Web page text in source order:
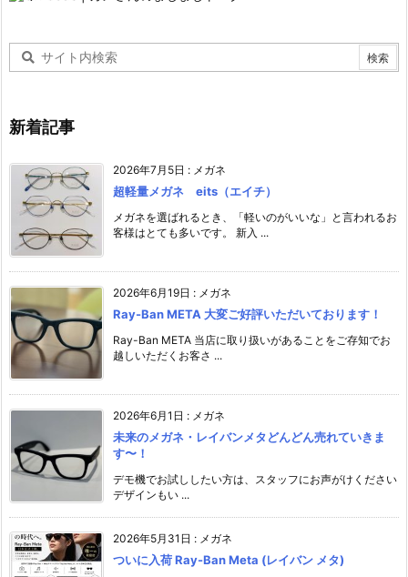
新着記事
2026年7月5日 : メガネ
超軽量メガネ eits（エイチ）
メガネを選ばれるとき、「軽いのがいいな」と言われるお
客様はとても多いです。 新入 ...
2026年6月19日 : メガネ
Ray-Ban META 大変ご好評いただいております！
Ray-Ban META 当店に取り扱いがあることをご存知でお
越しいただくお客さ ...
2026年6月1日 : メガネ
未来のメガネ・レイバンメタどんどん売れていきま
す〜！
デモ機でお試ししたい方は、スタッフにお声がけください️
デザインもい ...
2026年5月31日 : メガネ
ついに入荷 Ray-Ban Meta (レイバン メタ)